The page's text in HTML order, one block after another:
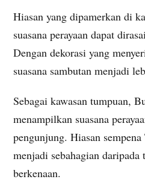
Hiasan yang dipamerkan di
suasana perayaan dapat
Dengan dekorasi yang
suasana sambutan menjadi
Sebagai kawasan tumpuan,
menampilkan suasana
pengunjung. Hiasan
menjadi sebahagian daripada
berkenaan.